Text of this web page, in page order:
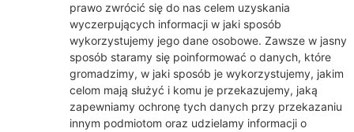
prawo zwrócić się do nas celem uzyskania
wyczerpujących informacji w jaki sposób
wykorzystujemy jego dane osobowe. Zawsze w jasny
sposób staramy się poinformować o danych, które
gromadzimy, w jaki sposób je wykorzystujemy, jakim
celom mają służyć i komu je przekazujemy, jaką
zapewniamy ochronę tych danych przy przekazaniu
innym podmiotom oraz udzielamy informacji o